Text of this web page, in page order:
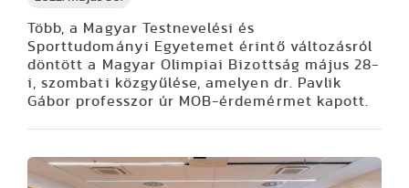
Több, a Magyar Testnevelési és
Sporttudományi Egyetemet érintő változásról
döntött a Magyar Olimpiai Bizottság május 28-
i, szombati közgyűlése, amelyen dr. Pavlik
Gábor professzor úr MOB-érdemérmet kapott.